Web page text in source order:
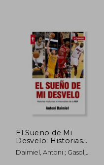
El Sueno de Mi
Desvelo: Historias
Nocturnas E
Imborrables de la
Daimiel, Antoni ; Gasol,